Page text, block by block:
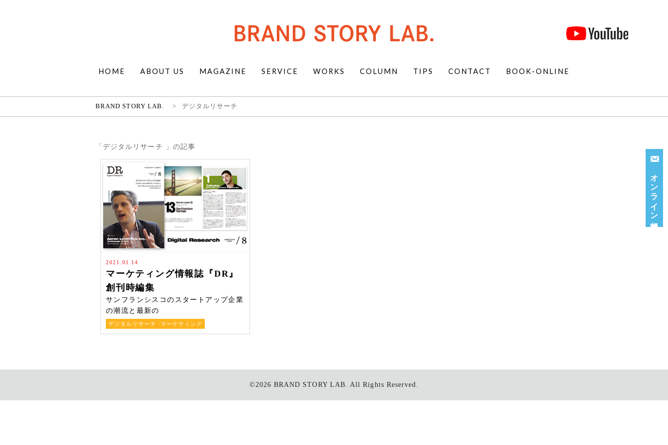
HOME ABOUT US MAGAZINE SERVICE WORKS COLUMN TIPS CONTACT BOOK-ONLINE
BRAND STORY LAB. > デジタルリサーチ
「デジタルリサーチ 」の記事
2021.01.14
マーケティング情報誌『DR』
創刊時編集
サンフランシスコのスタートアップ企業
の潮流と最新の
デジタルリサーチ マーケティング
©2026 BRAND STORY LAB. All Rights Reserved.
オンライン相談受付